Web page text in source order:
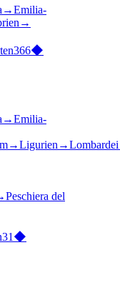
→Emilia-
→
366◆
→Emilia-
→Ligurien →Lombardei
Peschiera del
31 ◆